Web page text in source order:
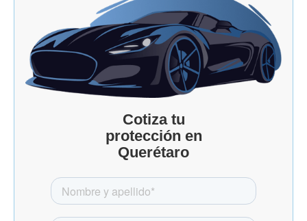
Cotiza tu
protección en
Querétaro